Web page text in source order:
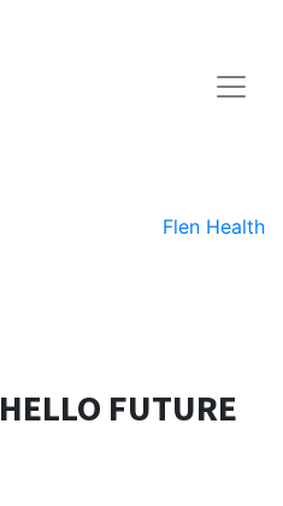
Flen Health
HELLO FUTURE